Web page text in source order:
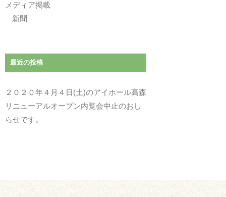
メディア掲載
新聞
最近の投稿
２０２０年４月４日(土)のアイホール高森
リニューアルオープン内覧会中止のおし
らせです。